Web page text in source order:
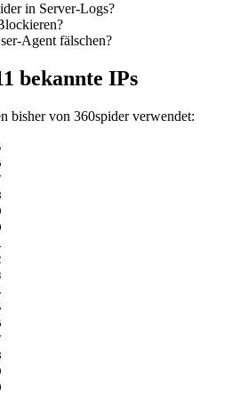
in Server-Logs?
Agent fälschen?
bekannte IPs
bisher von 360spider verwendet: